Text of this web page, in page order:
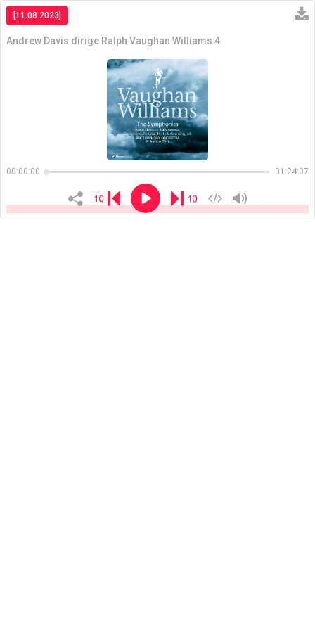
[11.08.2023]
Andrew Davis dirige Ralph Vaughan Williams 4
00:00:00 01:24:07